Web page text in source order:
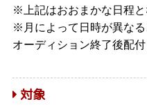
※上記はおおまかな日程と
※月によって日時が異な
オーディション終了後配付
対象